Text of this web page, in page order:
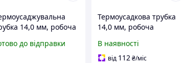
14,0 мм, робоча
до + 125 ° C, чорна,
до відправки
Термоусадкова трубка
14,0 мм, робоча
до + 125 °C, чорна, 100
м, рулон
В наявності
від 112 ₴/міс